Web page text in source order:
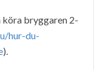
bryggaren 2-
hur-du-
).